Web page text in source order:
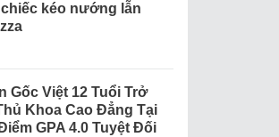
kéo nướng lẫn
Gốc Việt 12 Tuổi Trở
Khoa Cao Đẳng Tại
GPA 4.0 Tuyệt Đối